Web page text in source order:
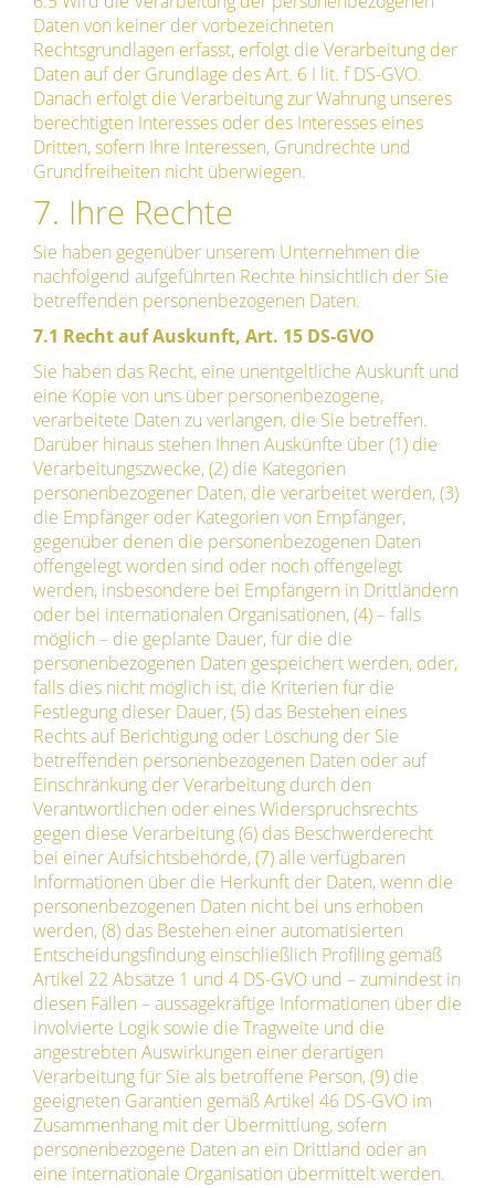
Daten von keiner der vorbezeichneten
Rechtsgrundlagen erfasst, erfolgt die Verarbeitung der
Daten auf der Grundlage des Art. 6 I lit. f DS-GVO.
Danach erfolgt die Verarbeitung zur Wahrung unseres
berechtigten Interesses oder des Interesses eines
Dritten, sofern Ihre Interessen, Grundrechte und
Grundfreiheiten nicht überwiegen.
7. Ihre Rechte
Sie haben gegenüber unserem Unternehmen die
nachfolgend aufgeführten Rechte hinsichtlich der Sie
betreffenden personenbezogenen Daten.
7.1 Recht auf Auskunft, Art. 15 DS-GVO
Sie haben das Recht, eine unentgeltliche Auskunft und
eine Kopie von uns über personenbezogene,
verarbeitete Daten zu verlangen, die Sie betreffen.
Darüber hinaus stehen Ihnen Auskünfte über (1) die
Verarbeitungszwecke, (2) die Kategorien
personenbezogener Daten, die verarbeitet werden, (3)
die Empfänger oder Kategorien von Empfänger,
gegenüber denen die personenbezogenen Daten
offengelegt worden sind oder noch offengelegt
werden, insbesondere bei Empfängern in Drittländern
oder bei internationalen Organisationen, (4) – falls
möglich – die geplante Dauer, für die die
personenbezogenen Daten gespeichert werden, oder,
falls dies nicht möglich ist, die Kriterien für die
Festlegung dieser Dauer, (5) das Bestehen eines
Rechts auf Berichtigung oder Löschung der Sie
betreffenden personenbezogenen Daten oder auf
Einschränkung der Verarbeitung durch den
Verantwortlichen oder eines Widerspruchsrechts
gegen diese Verarbeitung (6) das Beschwerderecht
bei einer Aufsichtsbehörde, (7) alle verfügbaren
Informationen über die Herkunft der Daten, wenn die
personenbezogenen Daten nicht bei uns erhoben
werden, (8) das Bestehen einer automatisierten
Entscheidungsfindung einschließlich Profiling gemäß
Artikel 22 Absätze 1 und 4 DS-GVO und – zumindest in
diesen Fällen – aussagekräftige Informationen über die
involvierte Logik sowie die Tragweite und die
angestrebten Auswirkungen einer derartigen
Verarbeitung für Sie als betroffene Person, (9) die
geeigneten Garantien gemäß Artikel 46 DS-GVO im
Zusammenhang mit der Übermittlung, sofern
personenbezogene Daten an ein Drittland oder an
eine internationale Organisation übermittelt werden.